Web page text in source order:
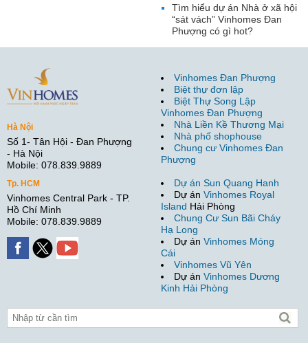
Tìm hiểu dự án Nhà ở xã hội
“sát vách” Vinhomes Đan
Phượng có gì hot?
Hà Nội
Số 1- Tân Hội - Đan Phượng
- Hà Nội
Mobile: 078.839.9889
Tp. HCM
Vinhomes Central Park - TP.
Hồ Chí Minh
Mobile: 078.839.9889
Vinhomes Đan Phượng
Biệt thự đơn lập
Biệt Thự Song Lập
Vinhomes Đan Phượng
Nhà Liền Kề Thương Mại
Nhà phố shophouse
Chung cư Vinhomes Đan
Phượng
Dự án Sun Quang Hanh
Dự án Vinhomes Royal
Island Hải Phòng
Chung Cư Sun Bãi Cháy
Hạ Long
Dự án Vinhomes Móng
Cái
Vinhomes Vũ Yên
Dự án Vinhomes Dương
Kinh Hải Phòng